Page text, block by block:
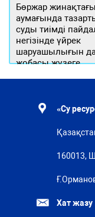
Бөржар
аумағында
суды тиімді
негізінде үйрек
шаруашылығын
жобасы жүзеге
«Су
160013,
Хат жазу